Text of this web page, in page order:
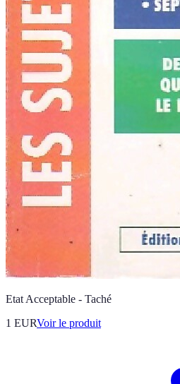
Etat Acceptable - Taché
1 EURVoir le produit